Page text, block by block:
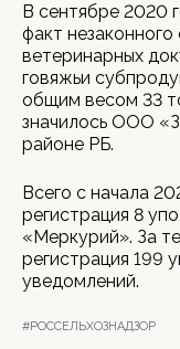
В сентябре 2020
факт
ветеринарных
говяжьи
общим весом 33
значилось ООО
районе РБ.
Всего с начала
регистрация 8
«Меркурий». За
регистрация 199
уведомлений.
#РОССЕЛЬХОЗНАДЗОР